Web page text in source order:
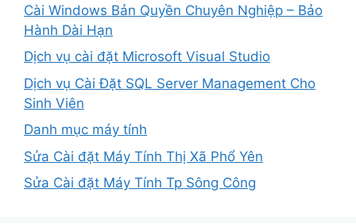
Cài Windows Bản Quyền Chuyên Nghiệp – Bảo
Hành Dài Hạn
Dịch vụ cài đặt Microsoft Visual Studio
Dịch vụ Cài Đặt SQL Server Management Cho
Sinh Viên
Danh mục máy tính
Sửa Cài đặt Máy Tính Thị Xã Phổ Yên
Sửa Cài đặt Máy Tính Tp Sông Công